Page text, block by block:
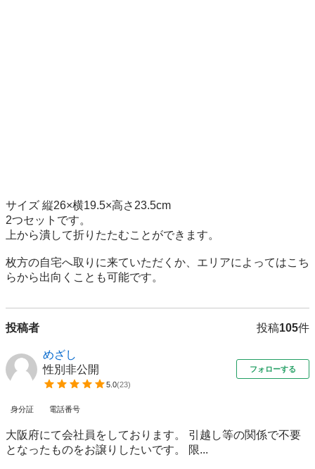
サイズ 縦26×横19.5×高さ23.5cm
2つセットです。
上から潰して折りたたむことができます。
枚方の自宅へ取りに来ていただくか、エリアによってはこち
らから出向くことも可能です。
投稿者 投稿105件
めざし
性別非公開
5.0(23)
フォローする
身分証 電話番号
大阪府にて会社員をしております。 引越し等の関係で不要
となったものをお譲りしたいです。 限...